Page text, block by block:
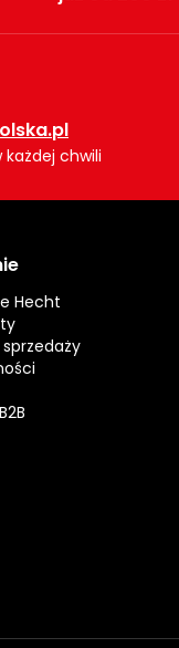
każdej chwili
Hecht